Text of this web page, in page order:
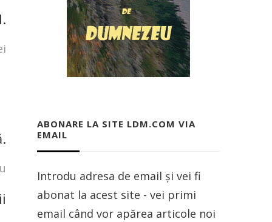
ABONARE LA SITE LDM.COM VIA
EMAIL
Introdu adresa de email și vei fi
abonat la acest site - vei primi
email când vor apărea articole noi